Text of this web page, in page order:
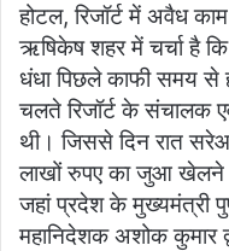
होटल, रिजॉर्ट में अवैध
ऋषिकेष शहर में चर्चा है
धंधा पिछले काफी समय से
चलते रिजॉर्ट के संचालक एवं
थी। जिससे दिन रात
लाखों रुपए का जुआ
जहां प्रदेश के मुख्यमंत्री
महानिदेशक अशोक कुमार